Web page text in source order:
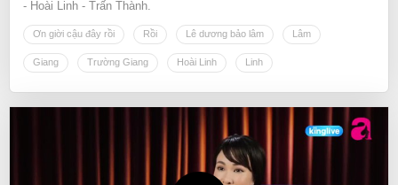
- Hoài Linh - Trấn Thành.
Ơn giời cậu đây rồi Rồi Lê dương bảo lâm Lâm
Giang Trường Giang Hoài Linh Linh